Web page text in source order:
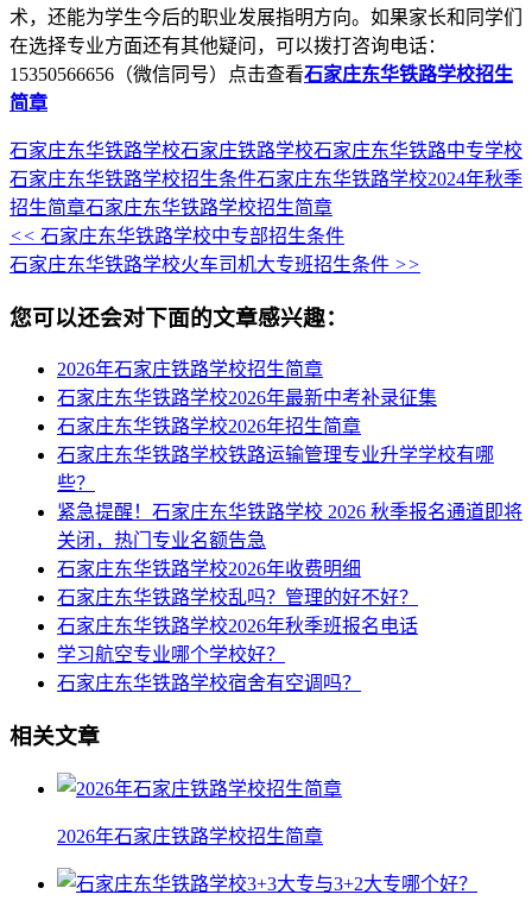
术，还能为学生今后的职业发展指明方向。如果家长和同学们
在选择专业方面还有其他疑问，可以拨打咨询电话：
15350566656（微信同号）点击查看石家庄东华铁路学校招生
简章
石家庄东华铁路学校石家庄铁路学校石家庄东华铁路中专学校
石家庄东华铁路学校招生条件石家庄东华铁路学校2024年秋季
招生简章石家庄东华铁路学校招生简章
<< 石家庄东华铁路学校中专部招生条件
石家庄东华铁路学校火车司机大专班招生条件 >>
您可以还会对下面的文章感兴趣：
2026年石家庄铁路学校招生简章
石家庄东华铁路学校2026年最新中考补录征集
石家庄东华铁路学校2026年招生简章
石家庄东华铁路学校铁路运输管理专业升学学校有哪
些？
紧急提醒！石家庄东华铁路学校 2026 秋季报名通道即将
关闭，热门专业名额告急
石家庄东华铁路学校2026年收费明细
石家庄东华铁路学校乱吗？管理的好不好？
石家庄东华铁路学校2026年秋季班报名电话
学习航空专业哪个学校好？
石家庄东华铁路学校宿舍有空调吗？
相关文章
2026年石家庄铁路学校招生简章